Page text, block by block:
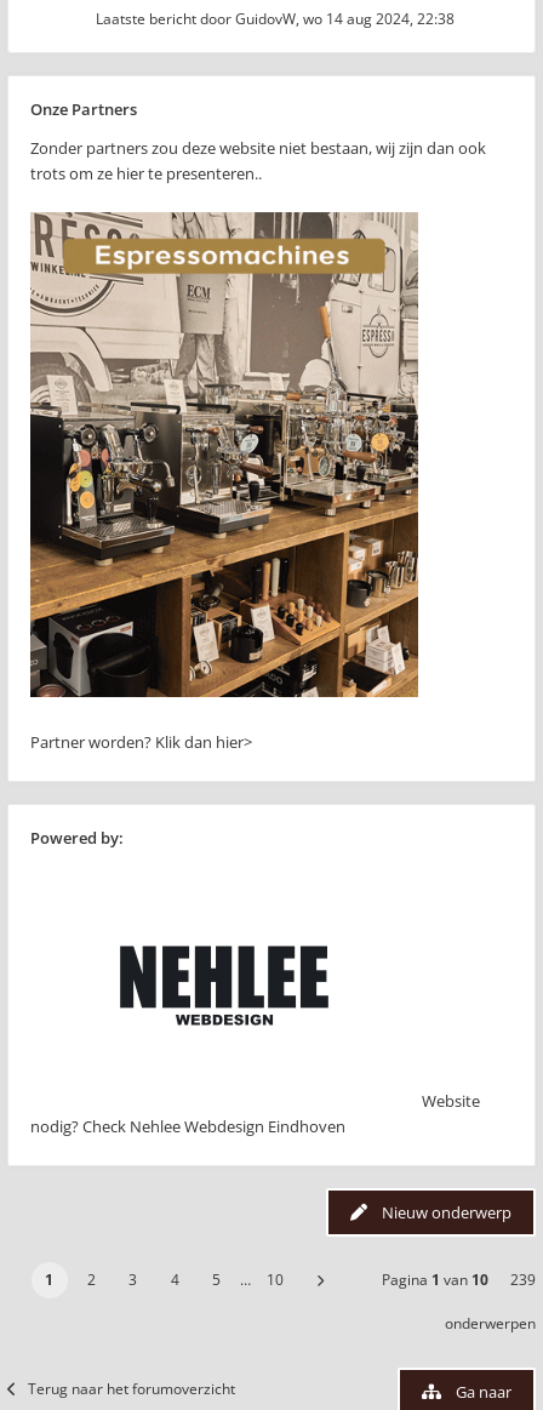
Laatste bericht doorGuidovW, wo 14 aug 2024, 22:38
Onze Partners
Zonder partners zou deze website niet bestaan, wij zijn dan ook
trots om ze hier te presenteren..
Partner worden? Klik dan hier>
Powered by:
Website
nodig? Check Nehlee Webdesign Eindhoven
Nieuw onderwerp
1 2 3 4 5 … 10 Pagina 1 van 10 239
onderwerpen
Terug naar het forumoverzicht Ga naar